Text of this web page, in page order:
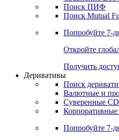
Получить доступ
ETF & Funds
Сравнение ETF
Поиск Mutual
Попробуйте7-
Откройте
Получить
Деривативы
Валютные и